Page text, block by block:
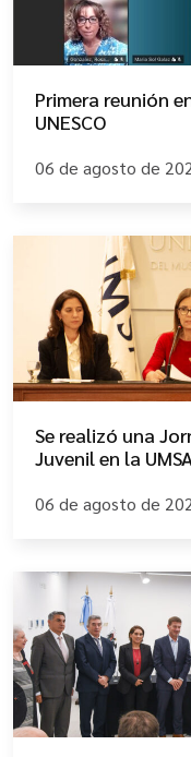
Primera reunión
UNESCO
06 de agosto de
Se realizó una
Juvenil en la
06 de agosto de